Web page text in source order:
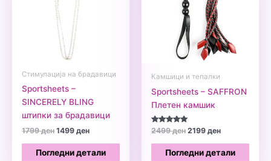
Стимулација на брадавици
Sportsheets –
SINCERELY BLING
штипки за брадавици
1799денOriginal
was:
1799 ден.
1499денCurrent
is:
Погледни детали
Камшици и тепалки
Sportsheets – SAFFRON
Плетен камшик
Оценето
5.00
од 5
2499ден Original
was:
2499 ден.
2199денCurrent
is:
Погледни детали